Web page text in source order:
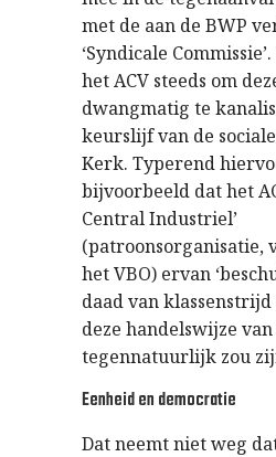
met de aan de BWP
‘Syndicale
het ACV steeds om
dwangmatig te
keurslijf van de
Kerk. Typerend
bijvoorbeeld dat het
Central Industriel’
(patroonsorganisatie,
het VBO) ervan
daad van
deze handelswijze
tegennatuurlijk zou
Eenheid en democratie
Dat neemt niet weg